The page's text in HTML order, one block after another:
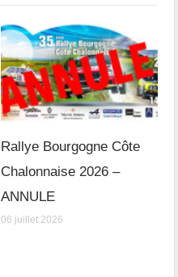
Rallye Bourgogne Côte
Chalonnaise 2026 –
ANNULE
06 juillet 2026